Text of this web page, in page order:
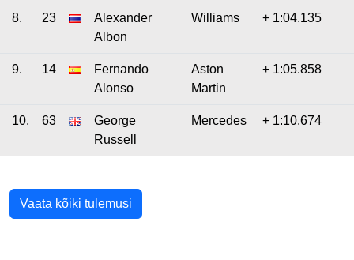
8. 23
Alexander
Albon
Williams + 1:04.135
9. 14
Fernando
Alonso
Aston
Martin
+ 1:05.858
10. 63
George
Russell
Mercedes + 1:10.674
Vaata kõiki tulemusi